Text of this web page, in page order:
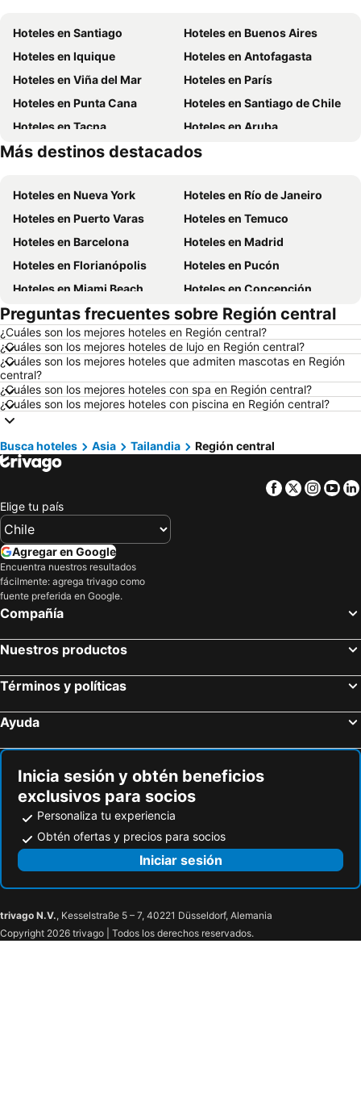
Hoteles en Santiago
Hoteles en Buenos Aires
Hoteles en Iquique
Hoteles en Antofagasta
Hoteles en Viña del Mar
Hoteles en París
Hoteles en Punta Cana
Hoteles en Santiago de Chile
Hoteles en Tacna
Hoteles en Aruba
Hoteles en Brasil
Hoteles en Región Metropolitana de Santiago
Más destinos destacados
Hoteles en Nueva York
Hoteles en Río de Janeiro
Hoteles en Puerto Varas
Hoteles en Temuco
Hoteles en Barcelona
Hoteles en Madrid
Hoteles en Florianópolis
Hoteles en Pucón
Hoteles en Miami Beach
Hoteles en Concepción
Hoteles en Roma
Hoteles en La Serena
Hoteles en Puerto Montt
Hoteles en Lima
Hoteles en Valdivia
Hoteles en San Andrés
Hoteles en Búzios
Hoteles en Chillán
Hoteles en Arica
Hoteles en Río de Janeiro
Hoteles en Chiloé
Hoteles en Isla de Pascua
Hoteles en Asunción
Hoteles en Curicó
Hoteles en Provincia de Osorno
Hoteles en Jamaica
Hoteles en Puerto Plata
Hoteles en Costa Rica
Hoteles en Panamá
Hoteles en Quintana Roo
Preguntas frecuentes sobre Región central
¿Cuáles son los mejores hoteles en Región central?
¿Cuáles son los mejores hoteles de lujo en Región central?
¿Cuáles son los mejores hoteles que admiten mascotas en Región
central?
¿Cuáles son los mejores hoteles con spa en Región central?
¿Cuáles son los mejores hoteles con piscina en Región central?
Busca hoteles Asia Tailandia Región central
Facebook
Twitter
Elige tu país
Agregar en Google
Encuentra nuestros resultados
fácilmente: agrega trivago como
fuente preferida en Google.
Compañía
Nuestros productos
Términos y políticas
Ayuda
Inicia sesión y obtén beneficios
exclusivos para socios
Personaliza tu experiencia
Obtén ofertas y precios para socios
Iniciar sesión
trivago N.V., Kesselstraße 5 – 7, 40221 Düsseldorf, Alemania
Copyright 2026 trivago | Todos los derechos reservados.